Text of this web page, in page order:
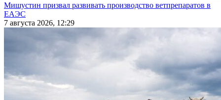
Мишустин призвал развивать производство ветпрепаратов в
ЕАЭС
7 августа 2026, 12:29